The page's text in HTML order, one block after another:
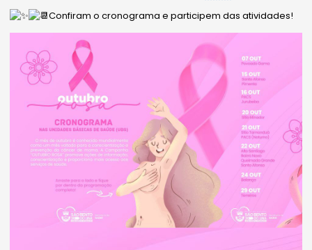
Confiram o cronograma e participem das atividades!